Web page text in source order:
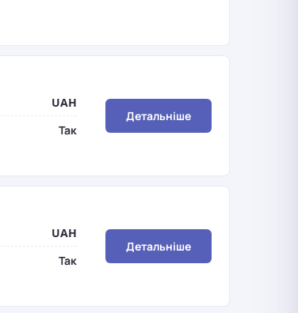
UAH
Так
Детальніше
UAH
Так
Детальніше